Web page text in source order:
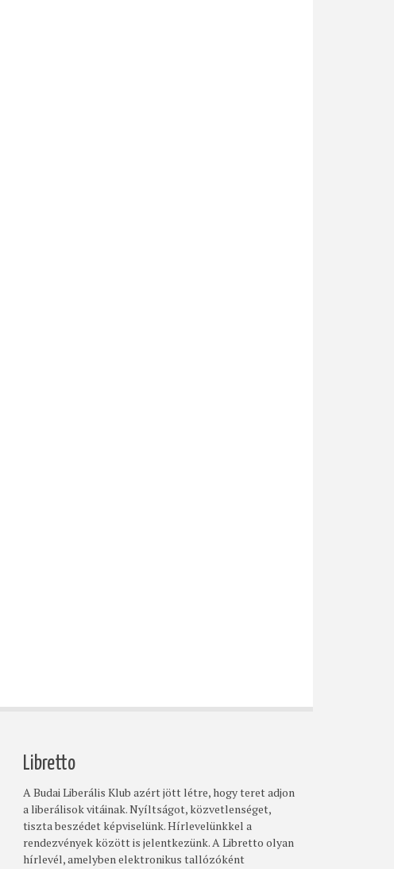
Libretto
A Budai Liberális Klub azért jött létre, hogy teret adjon
a liberálisok vitáinak. Nyíltságot, közvetlenséget,
tiszta beszédet képviselünk. Hírlevelünkkel a
rendezvények között is jelentkezünk. A Libretto olyan
hírlevél, amelyben elektronikus tallózóként